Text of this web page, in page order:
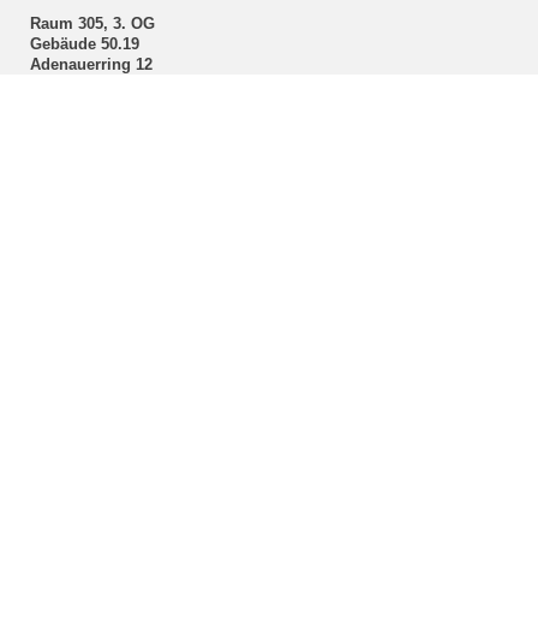
Raum 305, 3. OG
Gebäude 50.19
Adenauerring 12